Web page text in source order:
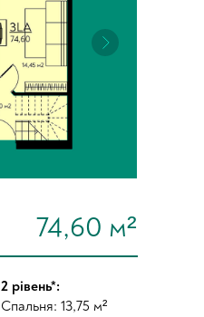
2 рівень*:
Спальня: 13,75 м²
74,60 м²